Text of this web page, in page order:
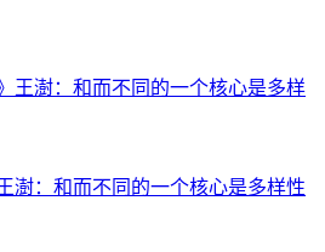
澍：和而不同的一个核心是多样性